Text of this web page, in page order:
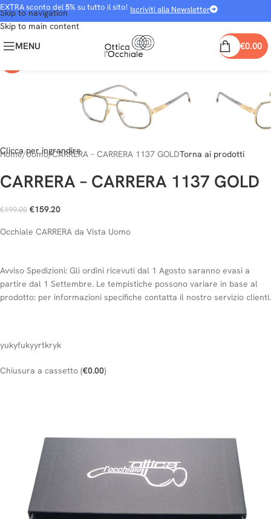
Skip to navigation
Skip to main content
EXTRA sconto del5% su tutto il sito! Iscriviti alla Newsletter
MENU €0.00
Clicca per ingrandire
Home Uomo CARRERA – CARRERA 1137 GOLDTorna ai prodotti
CARRERA – CARRERA 1137 GOLD
€199.00 €159.20
Occhiale CARRERA da Vista Uomo
Avviso Spedizioni: Gli ordini ricevuti dal 1 Agosto saranno evasi a
partire dal 1 Settembre. Le tempistiche possono variare in base al
prodotto: per informazioni specifiche contatta il nostro servizio clienti.
yukyfukyyrtkryk
Chiusura a cassetto (€0.00)